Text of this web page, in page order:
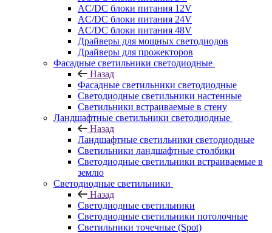
AC/DC блоки питания 12V
AC/DC блоки питания 24V
AC/DC блоки питания 48V
Драйверы для мощных светодиодов
Драйверы для прожекторов
Фасадные светильники светодиодные
Назад
Фасадные светильники светодиодные
Светодиодные светильники настенные
Светильники встраиваемые в стену
Ландшафтные светильники светодиодные
Назад
Ландшафтные светильники светодиодные
Светильники ландшафтные столбики
Светодиодные светильники встраиваемые в
землю
Светодиодные светильники
Назад
Светодиодные светильники
Светодиодные светильники потолочные
Светильники точечные (Spot)